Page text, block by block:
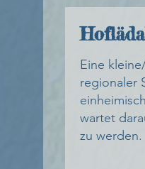
Eine
regionaler
wartet
zu werden.